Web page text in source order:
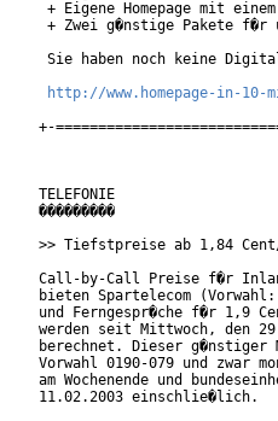
+ Eigene Homepage mit
+ Zwei g�nstige Pakete f�r
Sie haben noch keine
http://www.homepage-in-10-
+-
TELEFONIE
���������
>> Tiefstpreise ab 1,84
Call-by-Call Preise f�r
bieten Spartelecom
und Ferngespr�che f�r 1,9
werden seit Mittwoch, den
berechnet. Dieser
Vorwahl 0190-079 und zwar
am Wochenende und
11.02.2003 einschlie�lich.